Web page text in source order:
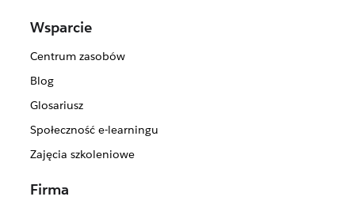
Wsparcie
Centrum zasobów
Blog
Glosariusz
Społeczność e-learningu
Zajęcia szkoleniowe
Firma